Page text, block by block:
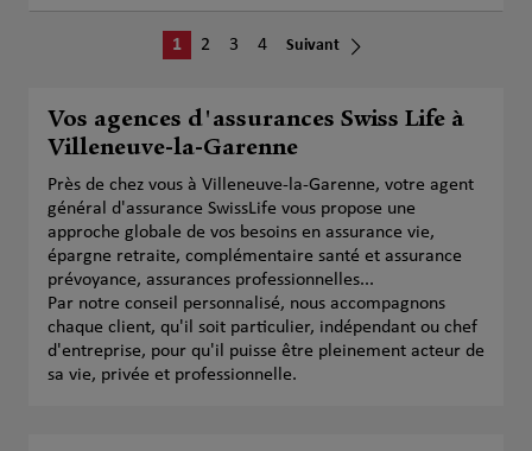
1 2 3 4 Suivant
Vos agences d'assurances Swiss Life à
Villeneuve-la-Garenne
Près de chez vous à Villeneuve-la-Garenne, votre agent
général d'assurance SwissLife vous propose une
approche globale de vos besoins en assurance vie,
épargne retraite, complémentaire santé et assurance
prévoyance, assurances professionnelles...
Par notre conseil personnalisé, nous accompagnons
chaque client, qu'il soit particulier, indépendant ou chef
d'entreprise, pour qu'il puisse être pleinement acteur de
sa vie, privée et professionnelle.